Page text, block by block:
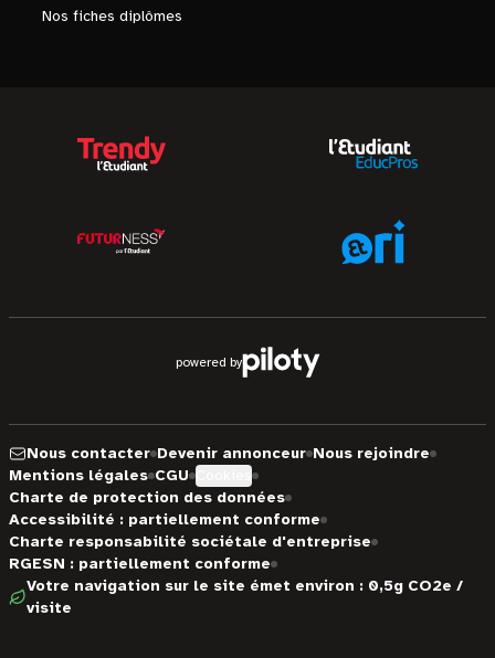
Nos fiches diplômes
powered by
Nous contacter Devenir annonceur Nous rejoindre
Mentions légales CGU
Charte de protection des données
Accessibilité : partiellement conforme
Charte responsabilité sociétale d'entreprise
RGESN : partiellement conforme
Votre navigation sur le site émet environ : 0,5g CO2e /
visite